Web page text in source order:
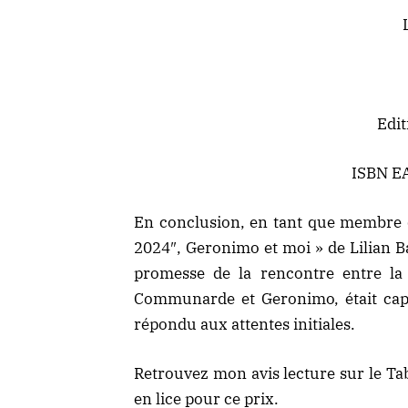
ISBN
En conclusion, en tant que
2024″, Geronimo et moi » de Lilian
promesse de la rencontre entre
Communarde et Geronimo, était
répondu aux attentes initiales.
Retrouvez mon avis lecture sur le
en lice pour ce prix.